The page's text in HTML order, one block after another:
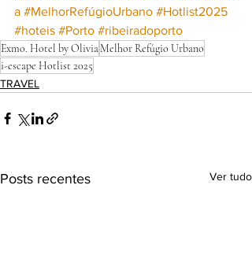
a #MelhorRefúgioUrbano #Hotlist2025
#hoteis #Porto #ribeiradoporto
Exmo. Hotel by OliviaMelhor Refúgio Urbano
i-escape Hotlist 2025
TRAVEL
Posts recentes Ver tudo